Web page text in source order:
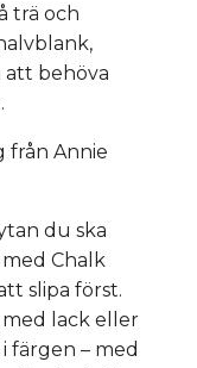
trä och
att behöva
från Annie
du ska
Chalk
slipa först.
lack eller
färgen – med